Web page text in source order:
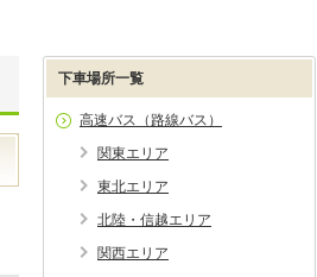
下車場所一覧
高速バス（路線バス）
関東エリア
東北エリア
北陸・信越エリア
関西エリア